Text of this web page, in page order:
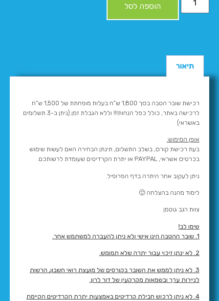
הוספה לסל
תיאור
רכישת שובר הטבה בסך 1,800 ש”ח בעלות מופחתת של 1,500 ש”ח
לרכישה באתר, כולל כפל הנחות!!! וללא הגבלת זמן.(ניתן ב-3 תשלומים
באשראי)
אופן המימוש:
בעת רכישת קורס, בשלב התשלום, תינתן הבחירה האם לעשות שימוש
בכרטיס אשראי, PAYPAL או יתרת הקרדיטים שעומדת לרשותכם.
ניתן לעקוב אחר היתרה בדף הפרופיל.
לימוד מהנה בהצלחה 🙂
צוות רגב גוטמן
שימו לב!
1. שובר ההטבה הינו אישי ולא ניתן להעברה למשתמש אחר.
2. לא ינתן זיכוי עבור יתרה שלא תמומש.
3. לא ניתן לממש את השובר בקורסים של מועצת רואי חשבון, הרשות
לניירות ערך ובשמאות מקרקעין של דור לרון.
4. לא ניתן לרכוש חבילת קרדיטים באמצעות יתרת הקרדיטים הקיימת